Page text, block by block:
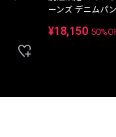
ーンズ デニムパ
¥18,150